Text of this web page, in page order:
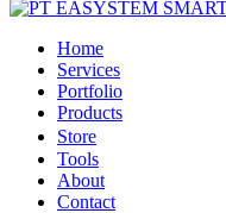
Home
Services
Portfolio
Products
Store
Tools
About
Contact